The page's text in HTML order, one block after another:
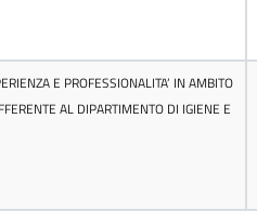
E PROFESSIONALITA’ IN AMBITO
AL DIPARTIMENTO DI IGIENE E